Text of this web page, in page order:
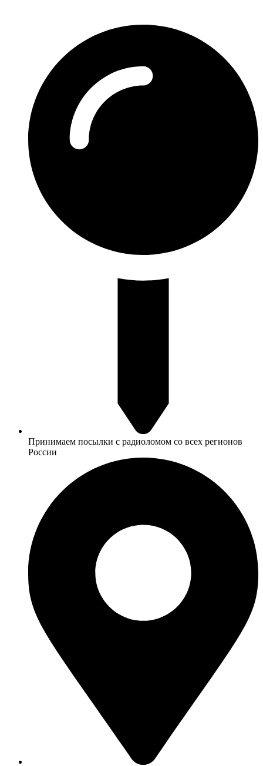
Принимаем посылки с радиоломом со всех регионов
России